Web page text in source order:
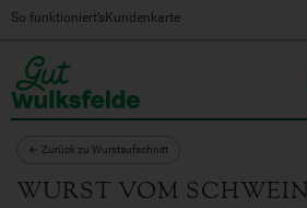
So funktioniert’s Kundenkarte
← Zurück zu Wurstaufschnitt
WURST VOM SCHWEIN